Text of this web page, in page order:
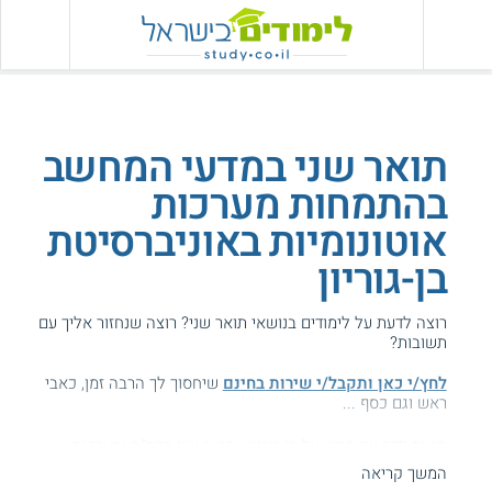
תואר שני במדעי המחשב
בהתמחות מערכות
אוטונומיות באוניברסיטת
בן-גוריון
רוצה לדעת על לימודים בנושאי תואר שני? רוצה שנחזור אליך עם
תשובות?
לחץ/י כאן ותקבל/י שירות בחינם שיחסוך לך הרבה זמן, כאבי
ראש וגם כסף ...
אוטונומיות.
המשך קריאה